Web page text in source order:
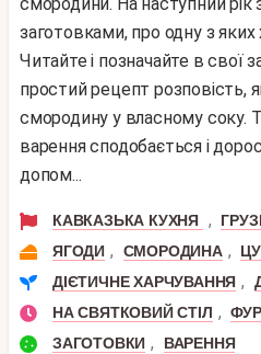
заготовками, про одну з яких
Читайте і позначайте в свої
простий рецепт розповість,
смородину у власному соку.
варення сподобається і
допом...
КАВКАЗЬКА КУХНЯ ,
ЯГОДИ , СМОРОДИНА ,
ДІЄТИЧНЕ ХАРЧУВАННЯ ,
НА СВЯТКОВИЙ СТІЛ ,
ЗАГОТОВКИ , ВАРЕННЯ